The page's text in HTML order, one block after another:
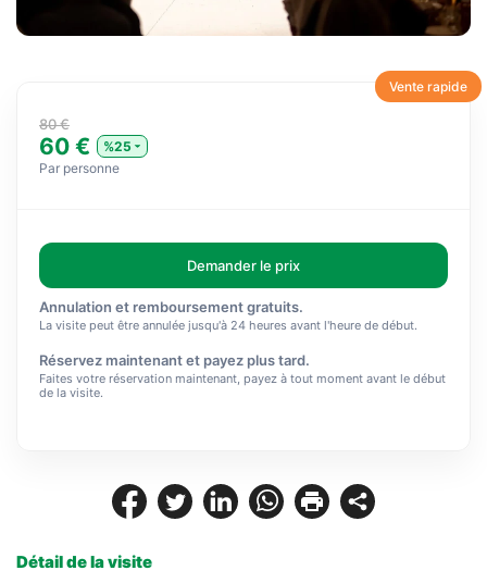
Détail de la visite
Vente rapide
80 €
60 €
%25
Par personne
Demander le prix
Annulation et remboursement gratuits.
La visite peut être annulée jusqu'à 24 heures avant l'heure de début.
Réservez maintenant et payez plus tard.
Faites votre réservation maintenant, payez à tout moment avant le début
de la visite.